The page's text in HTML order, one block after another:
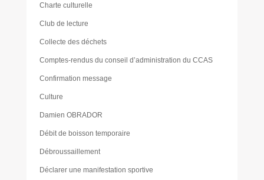
Charte culturelle
Club de lecture
Collecte des déchets
Comptes-rendus du conseil d’administration du CCAS
Confirmation message
Culture
Damien OBRADOR
Débit de boisson temporaire
Débroussaillement
Déclarer une manifestation sportive